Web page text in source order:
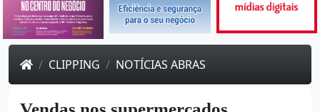
CLIPPING NOTÍCIAS ABRAS